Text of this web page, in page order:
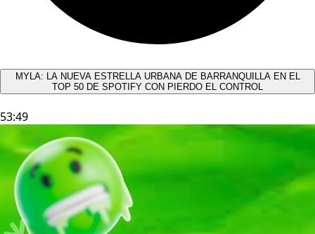
MYLA: LA NUEVA ESTRELLA URBANA DE BARRANQUILLA EN EL
TOP 50 DE SPOTIFY CON PIERDO EL CONTROL
53:49